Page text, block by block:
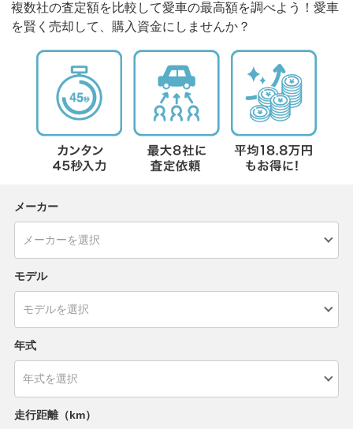
複数社の査定額を比較して愛車の最高額を調べよう！愛車
を賢く売却して、購入資金にしませんか？
メーカー
モデル
年式
走行距離（km）